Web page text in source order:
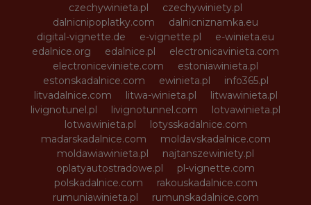
czechywinieta.pl
czechywiniety.pl
dalnicnipoplatky.com
dalnicniznamka.eu
digital-vignette.de
e-vignette.pl
e-winieta.eu
edalnice.org
edalnice.pl
electronicavinieta.com
electroniceviniete.com
estoniawinieta.pl
estonskadalnice.com
ewinieta.pl
info365.pl
litvadalnice.com
litwa-winieta.pl
litwawinieta.pl
livignotunel.pl
livignotunnel.com
lotvawinieta.pl
lotwawinieta.pl
lotysskadalnice.com
madarskadalnice.com
moldavskadalnice.com
moldawiawinieta.pl
najtanszewiniety.pl
oplatyautostradowe.pl
pl-vignette.com
polskadalnice.com
rakouskadalnice.com
rumuniawinieta.pl
rumunskadalnice.com